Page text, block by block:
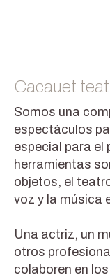
Cacauet
Somos una
espectáculos
especial para el
herramientas
objetos, el
voz y la música
Una actriz, un
otros
colaboren en